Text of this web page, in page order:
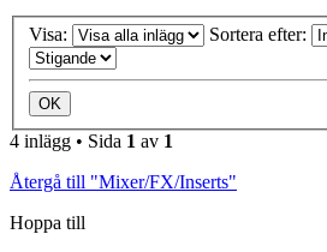
Visa: Sortera efter:
4 inlägg • Sida 1 av 1
Återgå till "Mixer/FX/Inserts"
Hoppa till